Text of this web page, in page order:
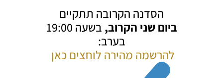
הסדנה הקרובה תתקיים
ביום שני הקרוב,
בשעה 19:00
בערב:
להרשמה מהירה לוחצים כאן